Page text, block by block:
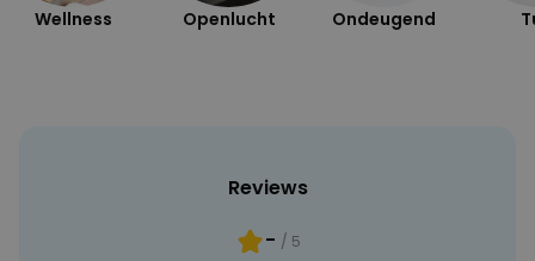
Wellness Openlucht Ondeugend
Reviews
- / 5